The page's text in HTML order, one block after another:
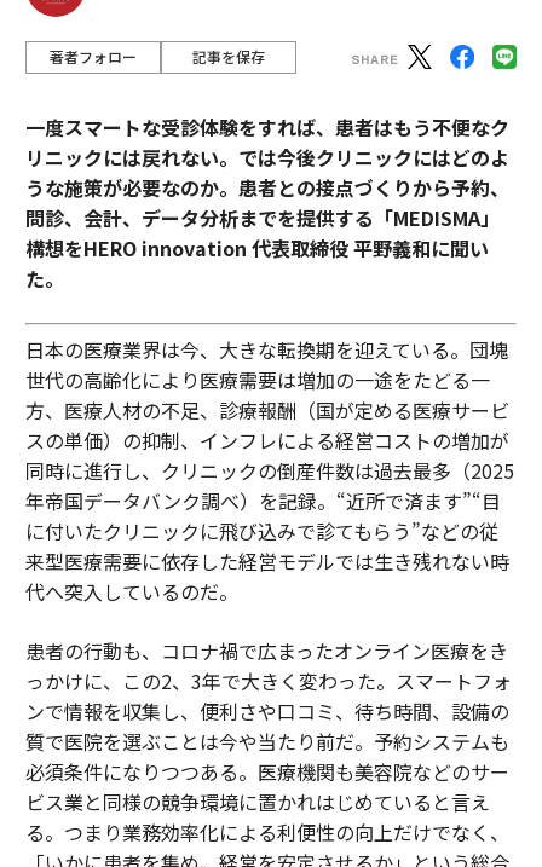
著者フォロー 記事を保存
一度スマートな受診体験をすれば、患者はもう不便なク
リニックには戻れない。では今後クリニックにはどのよ
うな施策が必要なのか。患者との接点づくりから予約、
問診、会計、データ分析までを提供する「MEDISMA」
構想をHERO innovation 代表取締役 平野義和に聞い
た。
日本の医療業界は今、大きな転換期を迎えている。団塊
世代の高齢化により医療需要は増加の一途をたどる一
方、医療人材の不足、診療報酬（国が定める医療サービ
スの単価）の抑制、インフレによる経営コストの増加が
同時に進行し、クリニックの倒産件数は過去最多（2025
年帝国データバンク調べ）を記録。“近所で済ます”“目
に付いたクリニックに飛び込みで診てもらう”などの従
来型医療需要に依存した経営モデルでは生き残れない時
代へ突入しているのだ。
患者の行動も、コロナ禍で広まったオンライン医療をき
っかけに、この2、3年で大きく変わった。スマートフォ
ンで情報を収集し、便利さや口コミ、待ち時間、設備の
質で医院を選ぶことは今や当たり前だ。予約システムも
必須条件になりつつある。医療機関も美容院などのサー
ビス業と同様の競争環境に置かれはじめていると言え
る。つまり業務効率化による利便性の向上だけでなく、